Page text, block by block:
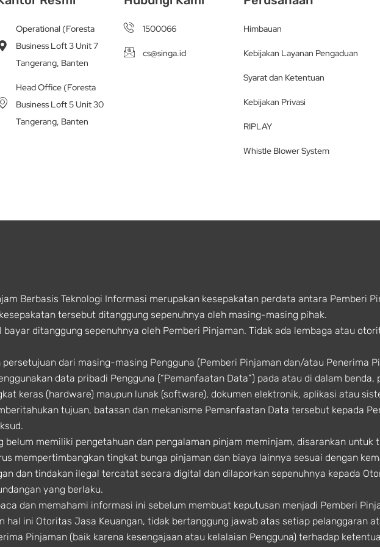
Operational (Foresta
Business Loft 3 Unit 7
Tangerang, Banten
Head Office (Foresta
Business Loft 5 Unit 30
Tangerang, Banten
1500066
cs@singa.id
Himbauan
Kebijakan Layanan Pengaduan
Syarat dan Ketentuan
Kebijakan Privasi
RIPLAY
Whistle Blower System
Berbasis Teknologi Informasi merupakan kesepakatan perdata antara Pemberi
tersebut ditanggung sepenuhnya oleh masing-masing pihak.
bayar ditanggung sepenuhnya oleh Pemberi Pinjaman. Tidak ada lembaga atau
dari masing-masing Pengguna (Pemberi Pinjaman dan/atau Penerima
data pribadi Pengguna (“Pemanfaatan Data”) pada atau di dalam
keras (hardware) maupun lunak (software), dokumen elektronik, aplikasi atau
tujuan, batasan dan mekanisme Pemanfaatan Data tersebut kepada
belum memiliki pengetahuan dan pengalaman pinjam meminjam, disarankan untuk
mempertimbangkan tingkat bunga pinjaman dan biaya lainnya sesuai dengan
dan tindakan ilegal tercatat secara digital dan dilaporkan sepenuhnya kepada
yang berlaku.
dan memahami informasi ini sebelum membuat keputusan menjadi Pemberi
hal ini Otoritas Jasa Keuangan, tidak bertanggung jawab atas setiap pelanggaran
Pinjaman (baik karena kesengajaan atau kelalaian Pengguna) terhadap